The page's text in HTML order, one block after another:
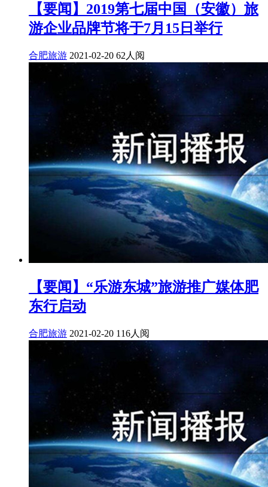
【要闻】2019第七届中国（安徽）旅
游企业品牌节将于7月15日举行
合肥旅游 2021-02-20 62人阅
【要闻】“乐游东城”旅游推广媒体肥
东行启动
合肥旅游 2021-02-20 116人阅